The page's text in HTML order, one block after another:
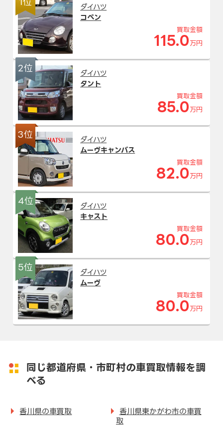
ダイハツ
コペン
買取金額
115.0 万円
2位
ダイハツ
タント
買取金額
85.0 万円
3位
ダイハツ
ムーヴキャンバス
買取金額
82.0 万円
4位
ダイハツ
キャスト
買取金額
80.0 万円
5位
ダイハツ
ムーヴ
買取金額
80.0 万円
同じ都道府県・市町村の車買取情報を調
べる
香川県の車買取
香川県東かがわ市の車買
取